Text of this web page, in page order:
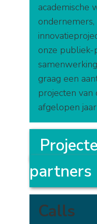
academische
onze publiek-
graag een
projecten
afgelopen
partners
Calls